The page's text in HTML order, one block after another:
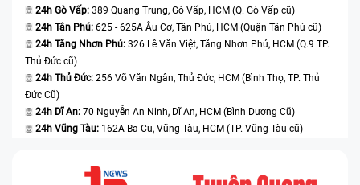
24h Gò Vấp: 389 Quang Trung, Gò Vấp, HCM (Q. Gò Vấp cũ)
24h Tân Phú: 625 - 625A Âu Cơ, Tân Phú, HCM (Quận Tân Phú cũ)
24h Tăng Nhơn Phú: 326 Lê Văn Việt, Tăng Nhơn Phú, HCM (Q.9 TP.
Thủ Đức cũ)
24h Thủ Đức: 256 Võ Văn Ngân, Thủ Đức, HCM (Bình Thọ, TP. Thủ
Đức Cũ)
24h Dĩ An: 70 Nguyễn An Ninh, Dĩ An, HCM (Bình Dương Cũ)
24h Vũng Tàu: 162A Ba Cu, Vũng Tàu, HCM (TP. Vũng Tàu cũ)